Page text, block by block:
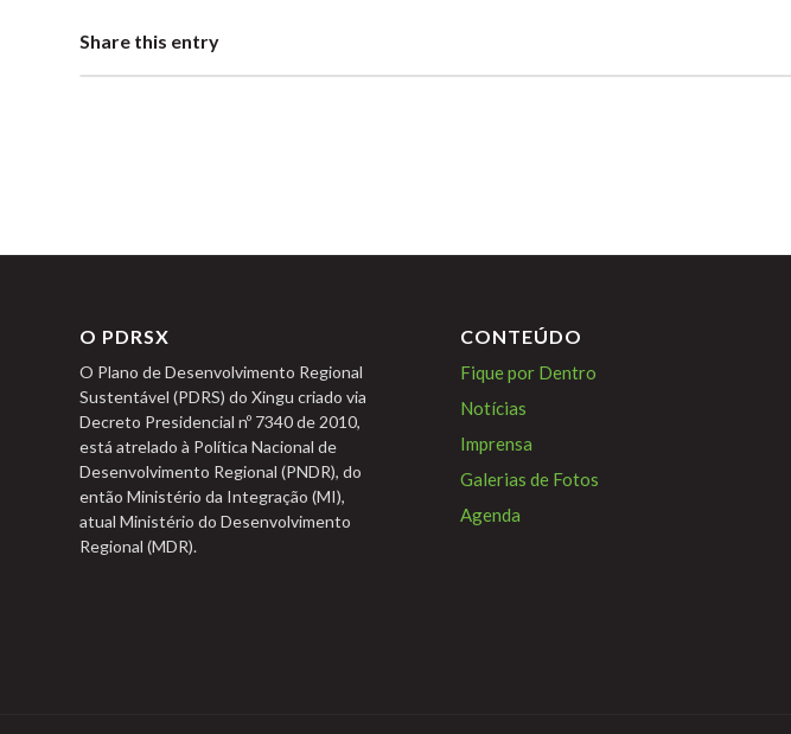
Share this entry
O PDRSX
O Plano de Desenvolvimento Regional
Sustentável (PDRS) do Xingu criado via
Decreto Presidencial nº 7340 de 2010,
está atrelado à Política Nacional de
Desenvolvimento Regional (PNDR), do
então Ministério da Integração (MI),
atual Ministério do Desenvolvimento
Regional (MDR).
CONTEÚDO
Fique por Dentro
Notícias
Imprensa
Galerias de Fotos
Agenda